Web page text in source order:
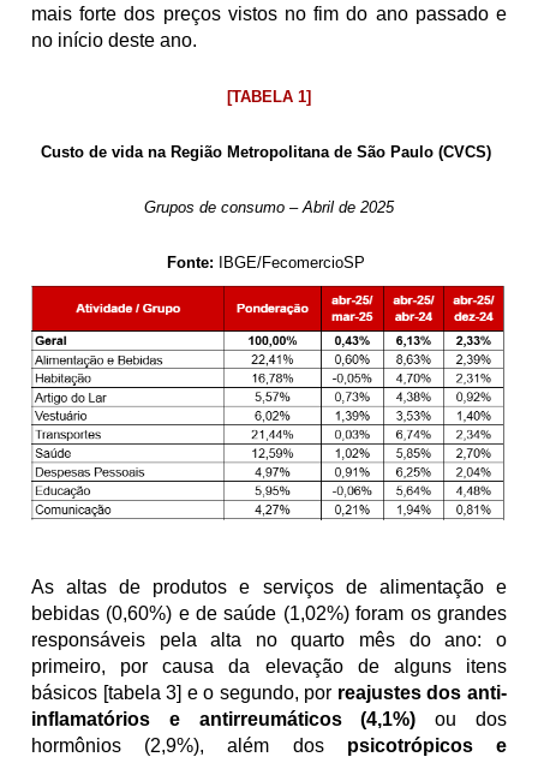
mais forte dos preços vistos no fim do ano passado e
no início deste ano.
[TABELA 1]
Custo de vida na Região Metropolitana de São Paulo (CVCS)
Grupos de consumo – Abril de 2025
Fonte: IBGE/FecomercioSP
As altas de produtos e serviços de alimentação e
bebidas (0,60%) e de saúde (1,02%) foram os grandes
responsáveis pela alta no quarto mês do ano: o
primeiro, por causa da elevação de alguns itens
básicos [tabela 3] e o segundo, por reajustes dos anti-
inflamatórios e antirreumáticos (4,1%) ou dos
hormônios (2,9%), além dos psicotrópicos e